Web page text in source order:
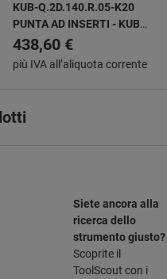
KUB-Q.2D.140.R.05-K20
PUNTA AD INSERTI - KUB
QUATRON
438,60 €
più IVA all’aliquota corrente
Siete ancora alla
ricerca dello
strumento giusto?
Scoprite il
ToolScout con i